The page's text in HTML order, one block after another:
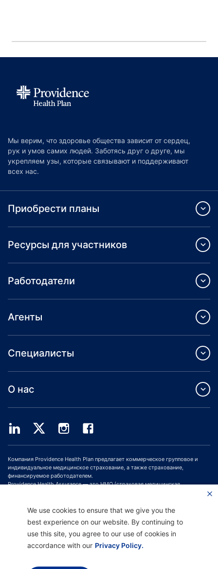
Мы верим, что здоровье общества зависит от сердец,
рук и умов самих людей. Заботясь друг о друге, мы
укрепляем узы, которые связывают и поддерживают
всех нас.
Приобрести планы
Ресурсы для участников
Работодатели
Агенты
Специалисты
О нас
Компания Providence Health Plan предлагает коммерческое групповое и
индивидуальное медицинское страхование, а также страхование,
финансируемое работодателем.
Providence Health Assurance — это HMO (страховая медицинская
Medicare и Oregon Health Plan. Зачисление в программу медицинского
We use cookies to ensure that we give you the
best experience on our website. By continuing to
use this site, you agree to our use of cookies in
accordance with our Privacy Policy.